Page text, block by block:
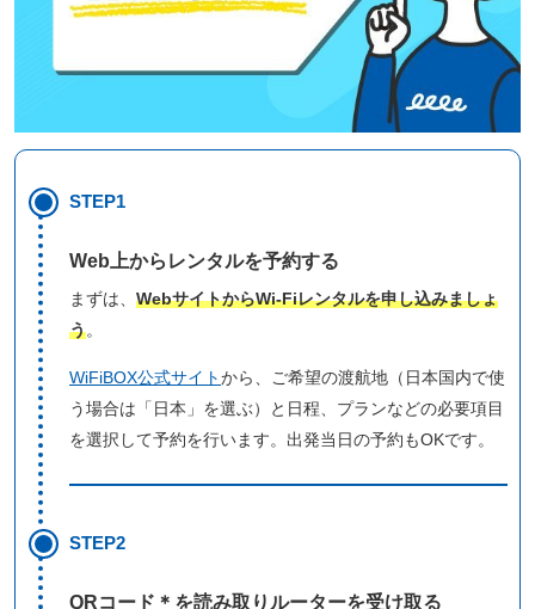
STEP1
Web上からレンタルを予約する
まずは、 WebサイトからWi-Fiレンタルを申し込みましょ
う。
WiFiBOX公式サイトから、ご希望の渡航地（日本国内で使
う場合は「日本」を選ぶ）と日程、プランなどの必要項目
を選択して予約を行います。出発当日の予約もOKです。
STEP2
QRコード＊を読み取りルーターを受け取る